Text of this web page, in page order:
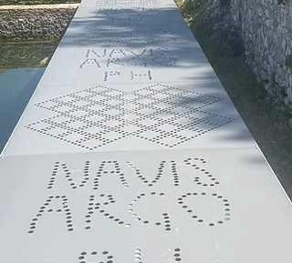
della Convenzione tra la Città
metropolitana di Roma Capitale e
il Comune di MONTELIBRETTI
PNRR - Finanziato dall’Unione
europea – Next GenerationEU”
(NGEU)
Giugno 2026
Cantiere “Museo Archeologico
Nazionale di Tuscania:
rinnovamento del percorso di
visita e superamento barriere